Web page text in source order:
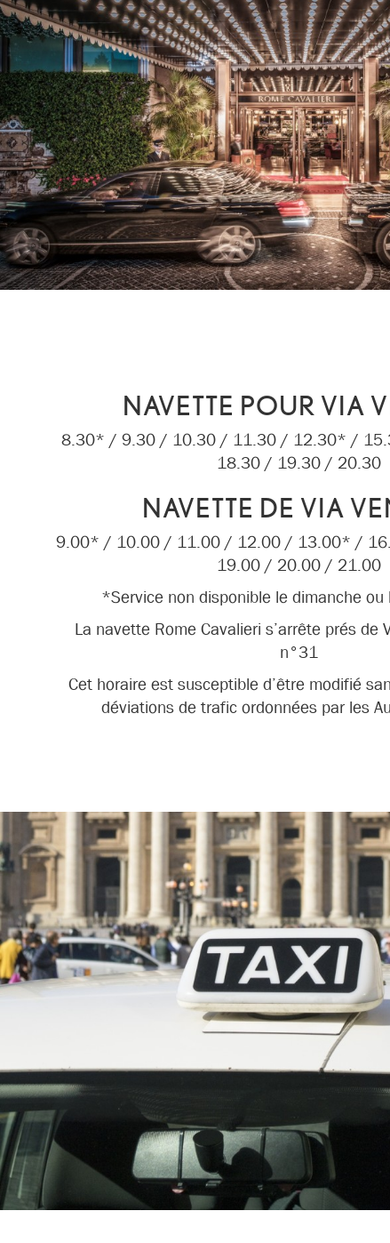
NAVETTE POUR VIA
8.30* / 9.30 / 10.30 / 11.30 / 12.30* /
18.30 / 19.30 / 20.30
NAVETTE DE VIA
9.00* / 10.00 / 11.00 / 12.00 / 13.00* /
19.00 / 20.00 / 21.00
*Service non disponible le dimanche ou
La navette Rome Cavalieri s’arrête prés de
n°31
Cet horaire est susceptible d’être modifié
déviations de trafic ordonnées par les